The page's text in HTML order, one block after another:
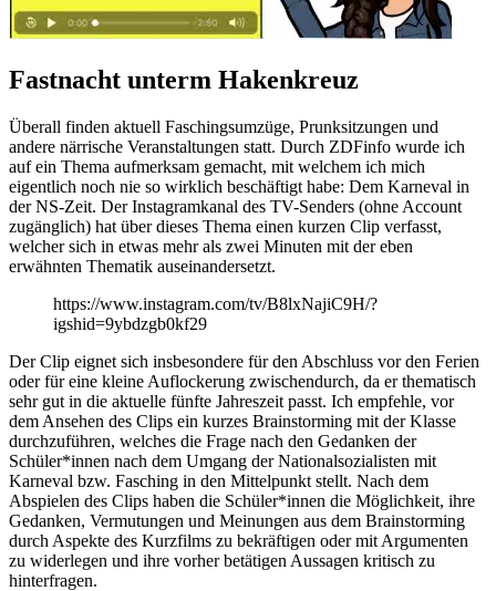
Fastnacht unterm Hakenkreuz
Überall finden aktuell Faschingsumzüge, Prunksitzungen und
andere närrische Veranstaltungen statt. Durch ZDFinfo wurde ich
auf ein Thema aufmerksam gemacht, mit welchem ich mich
eigentlich noch nie so wirklich beschäftigt habe: Dem Karneval in
der NS-Zeit. Der Instagramkanal des TV-Senders (ohne Account
zugänglich) hat über dieses Thema einen kurzen Clip verfasst,
welcher sich in etwas mehr als zwei Minuten mit der eben
erwähnten Thematik auseinandersetzt.
https://www.instagram.com/tv/B8lxNajiC9H/?
igshid=9ybdzgb0kf29
Der Clip eignet sich insbesondere für den Abschluss vor den Ferien
oder für eine kleine Auflockerung zwischendurch, da er thematisch
sehr gut in die aktuelle fünfte Jahreszeit passt. Ich empfehle, vor
dem Ansehen des Clips ein kurzes Brainstorming mit der Klasse
durchzuführen, welches die Frage nach den Gedanken der
Schüler*innen nach dem Umgang der Nationalsozialisten mit
Karneval bzw. Fasching in den Mittelpunkt stellt. Nach dem
Abspielen des Clips haben die Schüler*innen die Möglichkeit, ihre
Gedanken, Vermutungen und Meinungen aus dem Brainstorming
durch Aspekte des Kurzfilms zu bekräftigen oder mit Argumenten
zu widerlegen und ihre vorher betätigen Aussagen kritisch zu
hinterfragen.